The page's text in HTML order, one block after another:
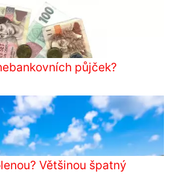
půjček?
Většinou špatný